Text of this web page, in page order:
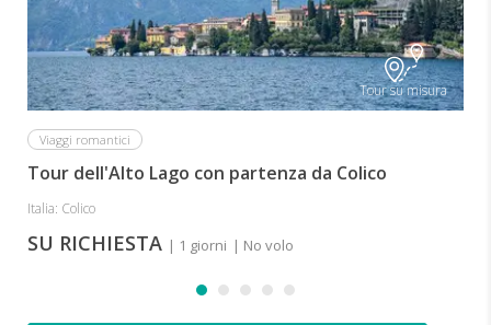
Tour su misura
Viaggi romantici
Tour dell'Alto Lago con partenza da Colico
Italia: Colico
SU RICHIESTA | 1 giorni | No volo